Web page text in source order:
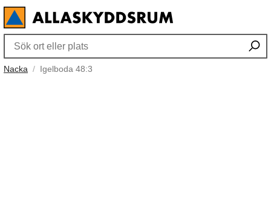
Nacka Igelboda 48:3